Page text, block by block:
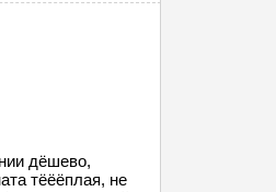
дёшево,
тёёёплая, не